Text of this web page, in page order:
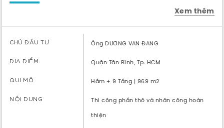
Xem thêm
CHỦ ĐẦU TƯ Ông DƯƠNG VĂN ĐĂNG
ĐỊA ĐIỂM Quận Tân Bình, Tp. HCM
QUI MÔ Hầm + 9 Tầng | 969 m2
NỘI DUNG
Thi công phần thô và nhân công hoàn
thiện